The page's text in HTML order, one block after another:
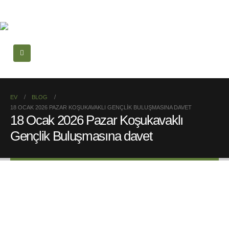
EV
BLOG
18 OCAK 2026 PAZAR KOŞUKAVAKLI GENÇLIK BULUŞMASINA DAVET
18 Ocak 2026 Pazar Koşukavaklı
Gençlik Buluşmasına davet